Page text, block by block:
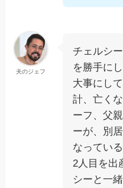
夫のジェフ
チェルシ
を勝手に
大事にし
計、亡く
ーフ、父
ーが、別
なっている
2人目を出
シーと一